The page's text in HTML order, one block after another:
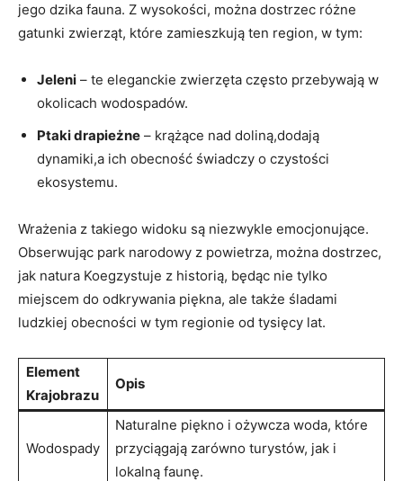
jego dzika fauna. Z wysokości, można dostrzec różne
gatunki zwierząt, które zamieszkują ten region, w tym:
Jeleni – te eleganckie zwierzęta często przebywają w
okolicach wodospadów.
Ptaki drapieżne – krążące nad doliną,dodają
dynamiki,a ich obecność świadczy o czystości
ekosystemu.
Wrażenia z takiego widoku są niezwykle emocjonujące.
Obserwując park narodowy z powietrza, można dostrzec,
jak natura Koegzystuje z historią, będąc nie tylko
miejscem do odkrywania piękna, ale także śladami
ludzkiej obecności w tym regionie od tysięcy lat.
Element
Krajobrazu
Opis
Wodospady
Naturalne piękno i ożywcza woda, które
przyciągają zarówno turystów, jak i
lokalną faunę.